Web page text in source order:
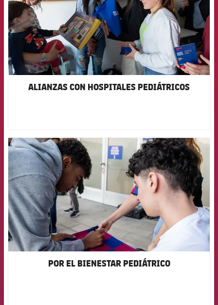
ALIANZAS CON HOSPITALES PEDIÁTRICOS
FCB Barcelona badge
POR EL BIENESTAR PEDIÁTRICO